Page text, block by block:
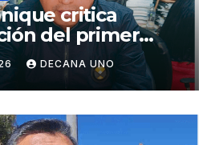
critica
del primer
de Keiko
DECANA UNO